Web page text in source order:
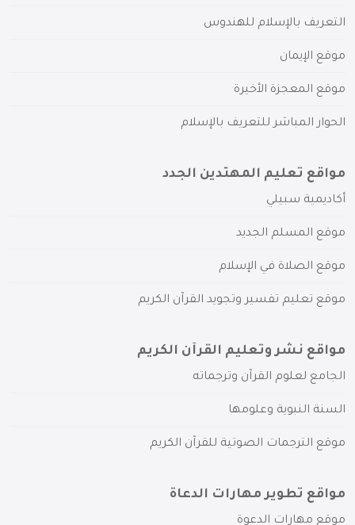
التعريف بالإسلام للهندوس
موقع الإيمان
موقع المعجزة الأخيرة
الحوار المباشر للتعريف بالإسلام
مواقع تعليم المهتدين الجدد
أكاديمية سبيلي
موقع المسلم الجديد
موقع الصلاة في الإسلام
موقع تعليم تفسير وتجويد القرآن الكريم
مواقع نشر وتعليم القرآن الكريم
الجامع لعلوم القرآن وترجماته
السنة النبوية وعلومها
موقع الترجمات الصوتية للقرآن الكريم
مواقع تطوير مهارات الدعاة
موقع مهارات الدعوة